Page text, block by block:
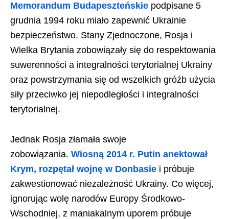
Memorandum Budapeszteńskie podpisane 5
grudnia 1994 roku miało zapewnić Ukrainie
bezpieczeństwo. Stany Zjednoczone, Rosja i
Wielka Brytania zobowiązały się do respektowania
suwerenności a integralności terytorialnej Ukrainy
oraz powstrzymania się od wszelkich gróźb użycia
siły przeciwko jej niepodległości i integralności
terytorialnej.
Jednak Rosja złamała swoje
zobowiązania. Wiosną 2014 r. Putin anektował
Krym, rozpętał wojnę w Donbasie i próbuje
zakwestionować niezależność Ukrainy. Co więcej,
ignorując wolę narodów Europy Środkowo-
Wschodniej, z maniakalnym uporem próbuje